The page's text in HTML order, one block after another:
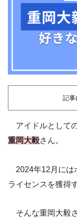
記事
アイドルとして
重岡大毅さん。
2024年12月には
ライセンスを獲得
そんな重岡大毅